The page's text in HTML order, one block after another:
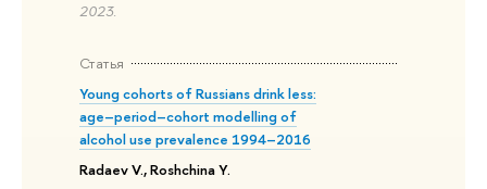
2023.
Статья
Young cohorts of Russians drink less:
age–period–cohort modelling of
alcohol use prevalence 1994–2016
Radaev V., Roshchina Y.